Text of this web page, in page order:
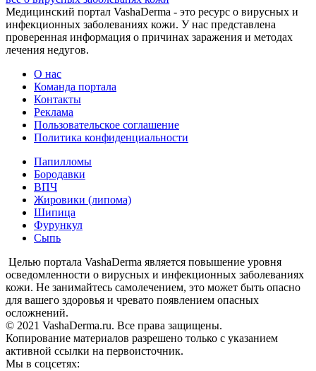
Медицинский портал VashaDerma - это ресурс о вирусных и
инфекционных заболеваниях кожи. У нас представлена
проверенная информация о причинах заражения и методах
лечения недугов.
О нас
Команда портала
Контакты
Реклама
Пользовательское соглашение
Политика конфиденциальности
Папилломы
Бородавки
ВПЧ
Жировики (липома)
Шипица
Фурункул
Сыпь
Целью портала VashaDerma является повышение уровня
осведомленности о вирусных и инфекционных заболеваниях
кожи. Не занимайтесь самолечением, это может быть опасно
для вашего здоровья и чревато появлением опасных
осложнений.
© 2021 VashaDerma.ru. Все права защищены.
Копирование материалов разрешено только с указанием
активной ссылки на первоисточник.
Мы в соцсетях: